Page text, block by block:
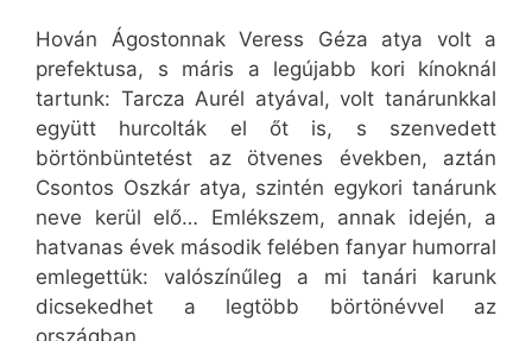
Hován Ágostonnak Veress Géza atya volt a
prefektusa, s máris a legújabb kori kínoknál
tartunk: Tarcza Aurél atyával, volt tanárunkkal
együtt hurcolták el őt is, s szenvedett
börtönbüntetést az ötvenes években, aztán
Csontos Oszkár atya, szintén egykori tanárunk
neve kerül elő… Emlékszem, annak idején, a
hatvanas évek második felében fanyar humorral
emlegettük: valószínűleg a mi tanári karunk
dicsekedhet a legtöbb börtönévvel az